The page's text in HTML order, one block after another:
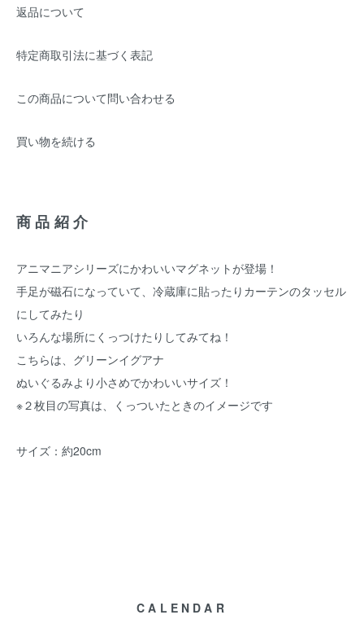
返品について
特定商取引法に基づく表記
この商品について問い合わせる
買い物を続ける
商品紹介
アニマニアシリーズにかわいいマグネットが登場！
手足が磁石になっていて、冷蔵庫に貼ったりカーテンのタッセル
にしてみたり
いろんな場所にくっつけたりしてみてね！
こちらは、グリーンイグアナ
ぬいぐるみより小さめでかわいいサイズ！
※２枚目の写真は、くっついたときのイメージです
サイズ：約20cm
CALENDAR